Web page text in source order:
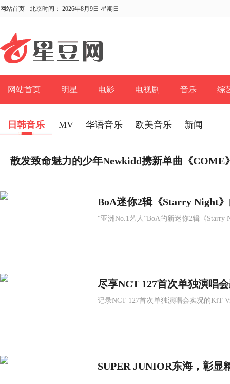
网站首页 北京时间： 2026年8月9日 星期日
网站首页 明星 电影 电视剧 音乐 综
日韩音乐 MV 华语音乐 欧美音乐 新闻
散发致命魅力的少年Newkidd携新单曲《COME
BoA迷你2辑《Starry Night
“亚洲No.1艺人”BoA的新迷你2辑《
尽享NCT 127首次单独演唱
记录NCT 127首次单独演唱会实况的KiT
SUPER JUNIOR东海，彰显